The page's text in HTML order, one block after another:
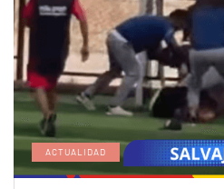
ACTUALIDAD